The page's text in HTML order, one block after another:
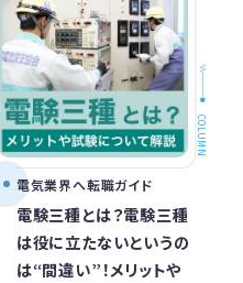
COLUMN
電気業界へ転職ガイド
電験三種とは？電験三種
は役に立たないというの
は“間違い”！メリットや